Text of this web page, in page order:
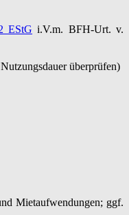
EStG i.V.m. BFH-Urt. v.
überprüfen)
Mietaufwendungen; ggf.